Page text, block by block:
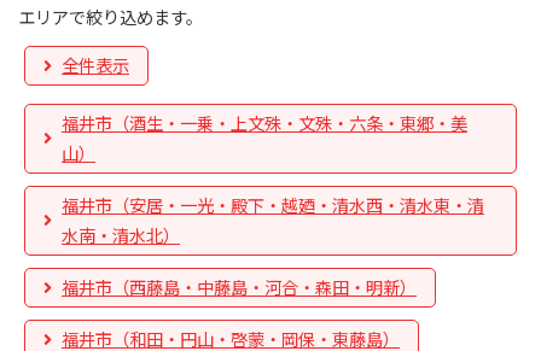
エリアで絞り込めます。
全件表示
福井市（酒生・一乗・上文殊・文殊・六条・東郷・美
山）
福井市（安居・一光・殿下・越廼・清水西・清水東・清
水南・清水北）
福井市（西藤島・中藤島・河合・森田・明新）
福井市（和田・円山・啓蒙・岡保・東藤島）